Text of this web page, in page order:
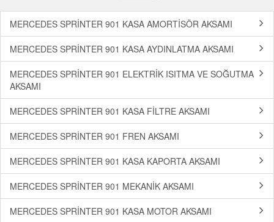
MERCEDES SPRİNTER 901 KASA AMORTİSÖR AKSAMI
MERCEDES SPRİNTER 901 KASA AYDINLATMA AKSAMI
MERCEDES SPRİNTER 901 ELEKTRİK ISITMA VE SOĞUTMA
AKSAMI
MERCEDES SPRİNTER 901 KASA FİLTRE AKSAMI
MERCEDES SPRİNTER 901 FREN AKSAMI
MERCEDES SPRİNTER 901 KASA KAPORTA AKSAMI
MERCEDES SPRİNTER 901 MEKANİK AKSAMI
MERCEDES SPRİNTER 901 KASA MOTOR AKSAMI